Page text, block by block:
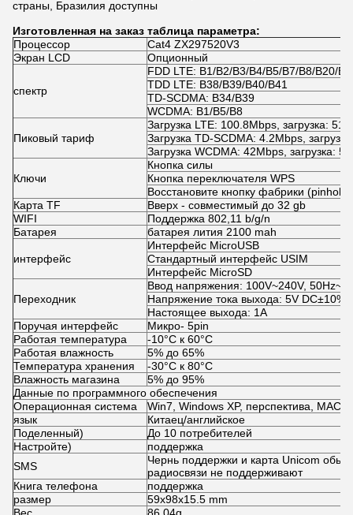
страны, Бразилия доступны
Изготовленная на заказ таблица параметра:
Процессор
Cat4 ZX297520V3
Экран LCD
Опционный
спектр
FDD LTE: B1/B2/B3/B4/B5/B7/B8/B20/
TDD LTE: B38/B39/B40/B41
TD-SCDMA: B34/B39
WCDMA: B1/B5/B8
Пиковый тариф
Загрузка LTE: 100.8Mbps, загрузка:
Загрузка TD-SCDMA: 4.2Mbps,
Загрузка WCDMA: 42Mbps, загрузка:
Ключи
Кнопка силы
Кнопка переключателя WPS
Восстановите кнопку фабрики (pinhole)
Карта TF
Вверх - совместимый до 32 gb
WIFI
Поддержка 802,11 b/g/n
Батарея
батарея лития 2100 mah
интерфейс
Интерфейс MicroUSB
Стандартный интерфейс USIM
Интерфейс MicroSD
Переходник
Ввод напряжения: 100V~240V,
Напряжение тока выхода: 5V DC±10%
Настоящее выхода: 1A
Поручая интерфейс
Микро- 5pin
Работая температура
-10°C к 60°C
Работая влажность
5% до 65%
Температура хранения
-30°C к 80°C
Влажность магазина
5% до 95%
Данные по программного обеспечения
Операционная система
Win7, Windows XP, перспектива, MAC
язык
Китаец/английское
Поделенный)
До 10 потребителей
Настройте)
поддержка
SMS
Чернь поддержки и карта Unicom
радиосвязи не поддерживают
Книга телефона
поддержка
размер
59x98x15.5 mm